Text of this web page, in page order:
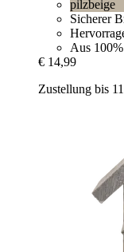
pilzbeige
Sicherer
Aus
€ 14,99
Zustellung bis